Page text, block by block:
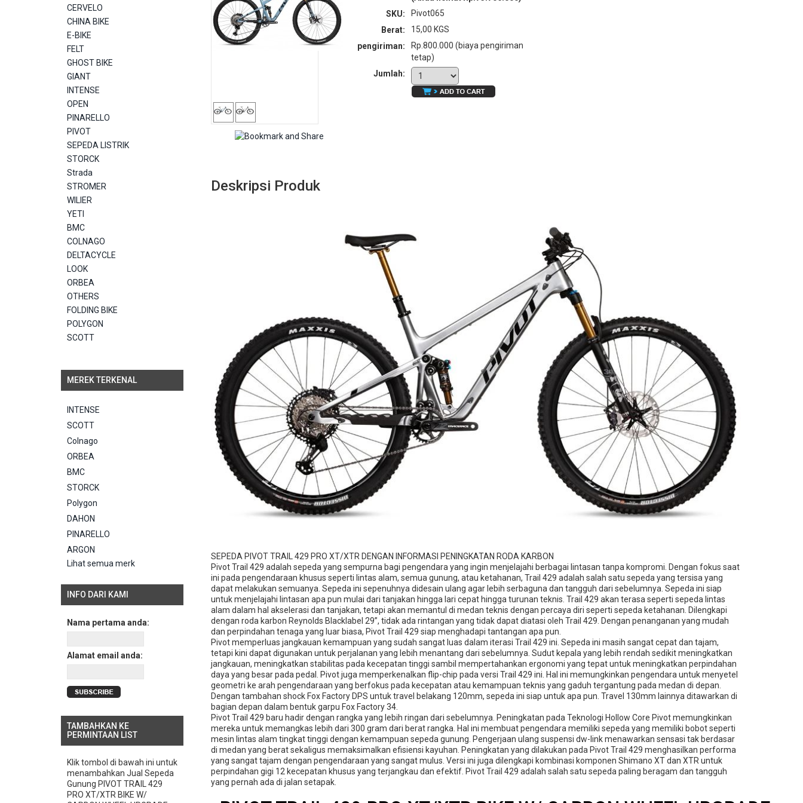
SKU:
Pivot065
Berat:
15,00 KGS
pengiriman:
Rp.800.000 (biaya pengiriman
tetap)
Jumlah:
Deskripsi Produk
SEPEDA PIVOT TRAIL 429 PRO XT/XTR DENGAN INFORMASI PENINGKATAN RODA KARBON
Pivot Trail 429 adalah sepeda yang sempurna bagi pengendara yang ingin menjelajahi berbagai lintasan tanpa kompromi. Dengan fokus saat
ini pada pengendaraan khusus seperti lintas alam, semua gunung, atau ketahanan, Trail 429 adalah salah satu sepeda yang tersisa yang
dapat melakukan semuanya. Sepeda ini sepenuhnya didesain ulang agar lebih serbaguna dan tangguh dari sebelumnya. Sepeda ini siap
untuk menjelajahi lintasan apa pun mulai dari tanjakan hingga lari cepat hingga turunan teknis. Trail 429 akan terasa seperti sepeda lintas
alam dalam hal akselerasi dan tanjakan, tetapi akan memantul di medan teknis dengan percaya diri seperti sepeda ketahanan. Dilengkapi
dengan roda karbon Reynolds Blacklabel 29”, tidak ada rintangan yang tidak dapat diatasi oleh Trail 429. Dengan penanganan yang mudah
dan perpindahan tenaga yang luar biasa, Pivot Trail 429 siap menghadapi tantangan apa pun.
Pivot memperluas jangkauan kemampuan yang sudah sangat luas dalam iterasi Trail 429 ini. Sepeda ini masih sangat cepat dan tajam,
tetapi kini dapat digunakan untuk perjalanan yang lebih menantang dari sebelumnya. Sudut kepala yang lebih rendah sedikit meningkatkan
jangkauan, meningkatkan stabilitas pada kecepatan tinggi sambil mempertahankan ergonomi yang tepat untuk meningkatkan perpindahan
daya yang besar pada pedal. Pivot juga memperkenalkan flip-chip pada versi Trail 429 ini. Hal ini memungkinkan pengendara untuk menyetel
geometri ke arah pengendaraan yang berfokus pada kecepatan atau kemampuan teknis yang gaduh tergantung pada medan di depan.
Dengan tambahan shock Fox Factory DPS untuk travel belakang 120mm, sepeda ini siap untuk apa pun. Travel 130mm lainnya ditawarkan di
bagian depan dalam bentuk garpu Fox Factory 34.
Pivot Trail 429 baru hadir dengan rangka yang lebih ringan dari sebelumnya. Peningkatan pada Teknologi Hollow Core Pivot memungkinkan
mereka untuk memangkas lebih dari 300 gram dari berat rangka. Hal ini membuat pengendara memiliki sepeda yang memiliki bobot seperti
mesin lintas alam tingkat tinggi dengan kemampuan sepeda gunung. Pengerjaan ulang suspensi dw-link menawarkan sensasi tak berdasar
di medan yang berat sekaligus memaksimalkan efisiensi kayuhan. Peningkatan yang dilakukan pada Pivot Trail 429 menghasilkan performa
yang sangat tajam dengan pengendaraan yang sangat mulus. Versi ini juga dilengkapi kombinasi komponen Shimano XT dan XTR untuk
perpindahan gigi 12 kecepatan khusus yang terjangkau dan efektif. Pivot Trail 429 adalah salah satu sepeda paling beragam dan tangguh
yang pernah ada di jalan setapak.
CERVELO
CHINA BIKE
E-BIKE
FELT
GHOST BIKE
GIANT
INTENSE
OPEN
PINARELLO
PIVOT
SEPEDA LISTRIK
STORCK
Strada
STROMER
WILIER
YETI
BMC
COLNAGO
DELTACYCLE
LOOK
ORBEA
OTHERS
FOLDING BIKE
POLYGON
SCOTT
MEREK TERKENAL
INTENSE
SCOTT
Colnago
ORBEA
BMC
STORCK
Polygon
DAHON
PINARELLO
ARGON
Lihat semua merk
INFO DARI KAMI
Nama pertama anda:
Alamat email anda:
TAMBAHKAN KE
PERMINTAAN LIST
Klik tombol di bawah ini untuk
menambahkan Jual Sepeda
Gunung PIVOT TRAIL 429
PRO XT/XTR BIKE W/